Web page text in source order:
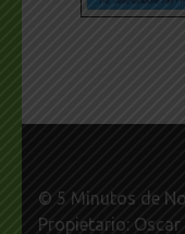
© 5 Minutos de
Propietario: Oscar